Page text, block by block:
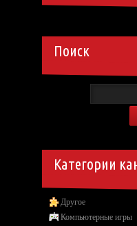
Поиск
Категории
Другое
Компьютерные игры